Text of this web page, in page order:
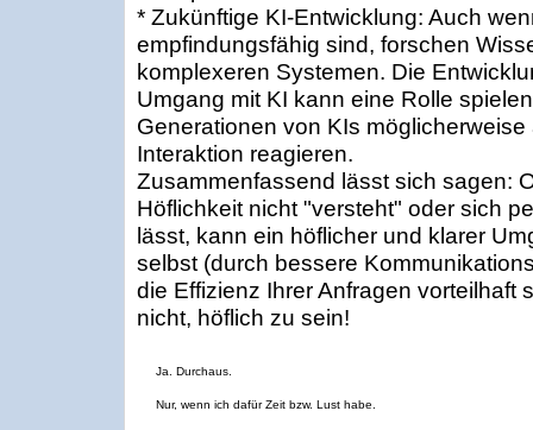
* Zukünftige KI-Entwicklung: Auch
empfindungsfähig sind, forschen
komplexeren Systemen. Die
Umgang mit KI kann eine Rolle
Generationen von KIs
Interaktion reagieren.
Zusammenfassend lässt sich sagen:
Höflichkeit nicht "versteht" oder sich
lässt, kann ein höflicher und klarer
selbst (durch bessere
die Effizienz Ihrer Anfragen vorteilhaft
nicht, höflich zu sein!
Ja. Durchaus.
Nur, wenn ich dafür Zeit bzw. Lust habe.